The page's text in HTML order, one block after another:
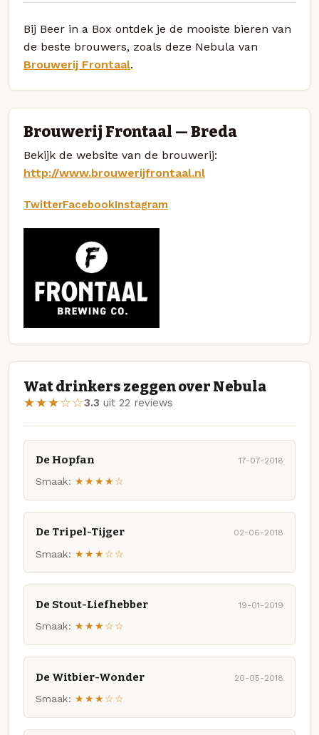
Bij Beer in a Box ontdek je de mooiste bieren van
de beste brouwers, zoals deze Nebula van
Brouwerij Frontaal.
Brouwerij Frontaal — Breda
Bekijk de website van de brouwerij:
http://www.brouwerijfrontaal.nl
TwitterFacebookInstagram
Wat drinkers zeggen over Nebula
★★★☆☆3.3 uit 22 reviews
De Hopfan 17-07-2018
Smaak: ★★★★☆
De Tripel-Tijger 02-06-2018
Smaak: ★★★☆☆
De Stout-Liefhebber 19-01-2019
Smaak: ★★★☆☆
De Witbier-Wonder 20-05-2018
Smaak: ★★★☆☆